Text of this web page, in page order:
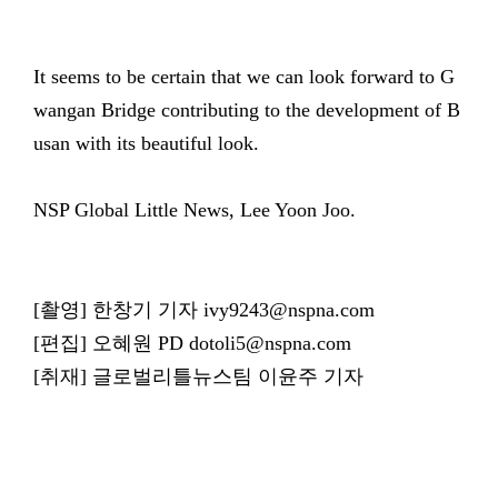
It seems to be certain that we can look forward to G
wangan Bridge contributing to the development of B
usan with its beautiful look.
NSP Global Little News, Lee Yoon Joo.
[촬영] 한창기 기자 ivy9243@nspna.com
[편집] 오혜원 PD dotoli5@nspna.com
[취재] 글로벌리틀뉴스팀 이윤주 기자